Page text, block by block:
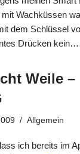
Wachküssen
dem Schlüssel
Drücken kein…
Weile –
Allgemein
ich bereits im